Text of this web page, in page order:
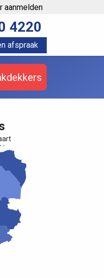
aanmelden
4220
afspraak
dakdekkers